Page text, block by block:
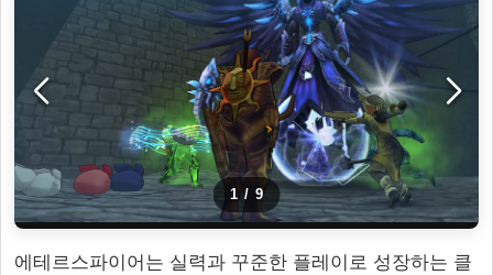
1 / 9
에테르스파이어는 실력과 꾸준한 플레이로 성장하는 클